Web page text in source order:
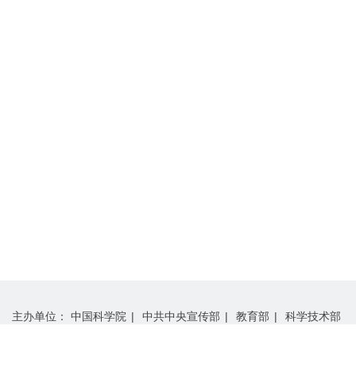
主办单位： 中国科学院 | 中共中央宣传部 | 教育部 |
科学技术部